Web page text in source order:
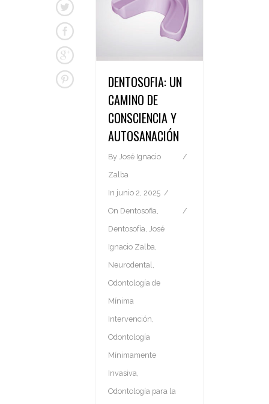
DENTOSOFIA: UN
CAMINO DE
CONSCIENCIA Y
AUTOSANACIÓN
By José Ignacio
Zalba
In junio 2, 2025
On Dentosofia,
Dentosofía, José
Ignacio Zalba,
Neurodental,
Odontología de
Mínima
Intervención,
Odontología
Mínimamente
Invasiva,
Odontología para la